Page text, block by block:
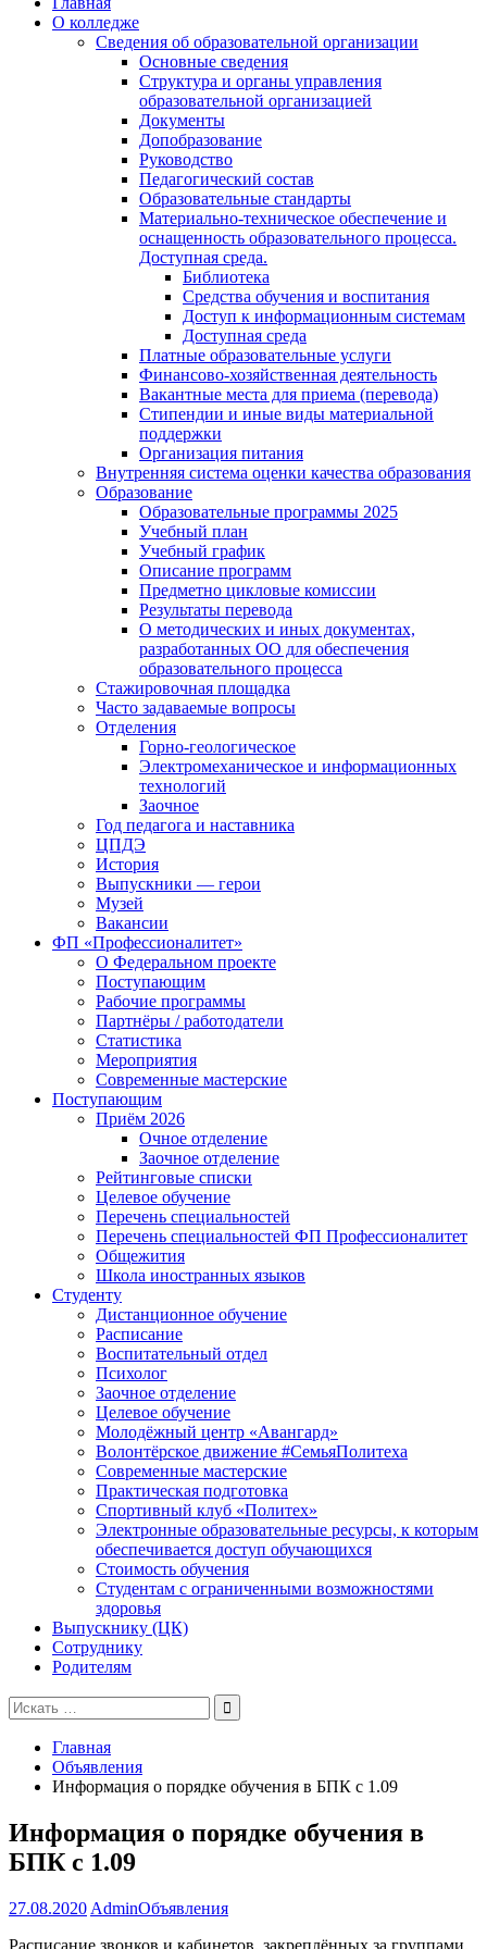
О колледже
Сведения об образовательной организации
Основные сведения
Структура и органы управления
образовательной организацией
Документы
Допобразование
Руководство
Педагогический состав
Образовательные стандарты
Материально-техническое обеспечение и
оснащенность образовательного процесса.
Доступная среда.
Библиотека
Средства обучения и воспитания
Доступ к информационным системам
Доступная среда
Платные образовательные услуги
Финансово-хозяйственная деятельность
Вакантные места для приема (перевода)
Стипендии и иные виды материальной
поддержки
Организация питания
Внутренняя система оценки качества образования
Образование
Образовательные программы 2025
Учебный план
Учебный график
Описание программ
Предметно цикловые комиссии
Результаты перевода
О методических и иных документах,
разработанных ОО для обеспечения
образовательного процесса
Стажировочная площадка
Часто задаваемые вопросы
Отделения
Горно-геологическое
Электромеханическое и информационных
технологий
Заочное
Год педагога и наставника
ЦПДЭ
История
Выпускники — герои
Музей
Вакансии
ФП «Профессионалитет»
О Федеральном проекте
Поступающим
Рабочие программы
Партнёры / работодатели
Статистика
Мероприятия
Современные мастерские
Поступающим
Приём 2026
Очное отделение
Заочное отделение
Рейтинговые списки
Целевое обучение
Перечень специальностей
Перечень специальностей ФП Профессионалитет
Общежития
Школа иностранных языков
Студенту
Дистанционное обучение
Расписание
Воспитательный отдел
Психолог
Заочное отделение
Целевое обучение
Молодёжный центр «Авангард»
Волонтёрское движение #СемьяПолитеха
Современные мастерские
Практическая подготовка
Спортивный клуб «Политех»
Электронные образовательные ресурсы, к которым
обеспечивается доступ обучающихся
Стоимость обучения
Студентам с ограниченными возможностями
здоровья
Выпускнику (ЦК)
Сотруднику
Родителям
Поиск
для:
Главная
Объявления
Информация о порядке обучения в БПК с 1.09
Информация о порядке обучения в
БПК с 1.09
27.08.2020 AdminОбъявления
Расписание звонков и кабинетов, закреплённых за группами.